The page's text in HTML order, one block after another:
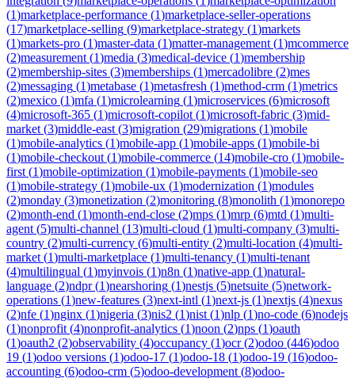
(1)marketplace-performance (1)marketplace-seller-operations
(17)marketplace-selling (9)marketplace-strategy (1)markets
(1)markets-pro (1)master-data (1)matter-management (1)mcommerce
(2)measurement (1)media (3)medical-device (1)membership
(2)membership-sites (3)memberships (1)mercadolibre (2)mes
(2)messaging (1)metabase (1)metasfresh (1)method-crm (1)metrics
(2)mexico (1)mfa (1)microlearning (1)microservices (6)microsoft
(4)microsoft-365 (1)microsoft-copilot (1)microsoft-fabric (3)mid-
market (3)middle-east (3)migration (29)migrations (1)mobile
(1)mobile-analytics (1)mobile-app (1)mobile-apps (1)mobile-bi
(1)mobile-checkout (1)mobile-commerce (14)mobile-cro (1)mobile-
first (1)mobile-optimization (1)mobile-payments (1)mobile-seo
(1)mobile-strategy (1)mobile-ux (1)modernization (1)modules
(2)monday (3)monetization (2)monitoring (8)monolith (1)monorepo
(2)month-end (1)month-end-close (2)mps (1)mrp (6)mtd (1)multi-
agent (5)multi-channel (13)multi-cloud (1)multi-company (3)multi-
country (2)multi-currency (6)multi-entity (2)multi-location (4)multi-
market (1)multi-marketplace (1)multi-tenancy (1)multi-tenant
(4)multilingual (1)myinvois (1)n8n (1)native-app (1)natural-
language (2)ndpr(1)nearshoring (1)nestjs (5)netsuite (5)network-
operations (1)new-features (3)next-intl (1)next-js (1)nextjs (4)nexus
(2)nfe (1)nginx (1)nigeria (3)nis2 (1)nist (1)nlp (1)no-code (6)nodejs
(1)nonprofit (4)nonprofit-analytics (1)noon (2)nps (1)oauth
(1)oauth2 (2)observability (4)occupancy (1)ocr(2)odoo (446)odoo
19 (1)odoo versions (1)odoo-17 (1)odoo-18 (1)odoo-19 (16)odoo-
accounting (6)odoo-crm (5)odoo-development (8)odoo-